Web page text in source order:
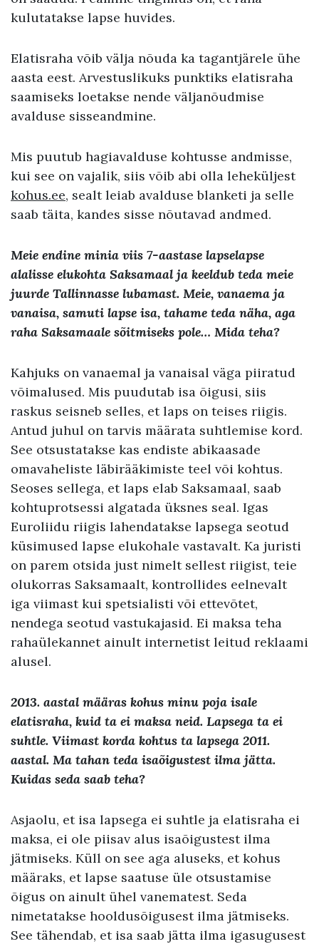
kulutatakse lapse huvides.
Elatisraha võib välja nõuda ka tagantjärele ühe
aasta eest. Arvestuslikuks punktiks elatisraha
saamiseks loetakse nende väljanõudmise
avalduse sisseandmine.
Mis puutub hagiavalduse kohtusse andmisse,
kui see on vajalik, siis võib abi olla leheküljest
kohus.ee, sealt leiab avalduse blanketi ja selle
saab täita, kandes sisse nõutavad andmed.
Meie endine minia viis 7-aastase lapselapse
alalisse elukohta Saksamaal ja keeldub teda meie
juurde Tallinnasse lubamast. Meie, vanaema ja
vanaisa, samuti lapse isa, tahame teda näha, aga
raha Saksamaale sõitmiseks pole… Mida teha?
Kahjuks on vanaemal ja vanaisal väga piiratud
võimalused. Mis puudutab isa õigusi, siis
raskus seisneb selles, et laps on teises riigis.
Antud juhul on tarvis määrata suhtlemise kord.
See otsustatakse kas endiste abikaasade
omavaheliste läbirääkimiste teel või kohtus.
Seoses sellega, et laps elab Saksamaal, saab
kohtuprotsessi algatada üksnes seal. Igas
Euroliidu riigis lahendatakse lapsega seotud
küsimused lapse elukohale vastavalt. Ka juristi
on parem otsida just nimelt sellest riigist, teie
olukorras Saksamaalt, kontrollides eelnevalt
iga viimast kui spetsialisti või ettevõtet,
nendega seotud vastukajasid. Ei maksa teha
rahaülekannet ainult internetist leitud reklaami
alusel.
2013. aastal määras kohus minu poja isale
elatisraha, kuid ta ei maksa neid. Lapsega ta ei
suhtle. Viimast korda kohtus ta lapsega 2011.
aastal. Ma tahan teda isaõigustest ilma jätta.
Kuidas seda saab teha?
Asjaolu, et isa lapsega ei suhtle ja elatisraha ei
maksa, ei ole piisav alus isaõigustest ilma
jätmiseks. Küll on see aga aluseks, et kohus
määraks, et lapse saatuse üle otsustamise
õigus on ainult ühel vanematest. Seda
nimetatakse hooldusõigusest ilma jätmiseks.
See tähendab, et isa saab jätta ilma igasugusest